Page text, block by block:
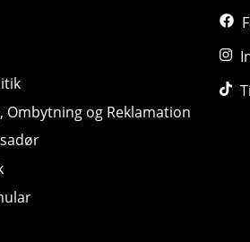
Ombytning og Reklamation